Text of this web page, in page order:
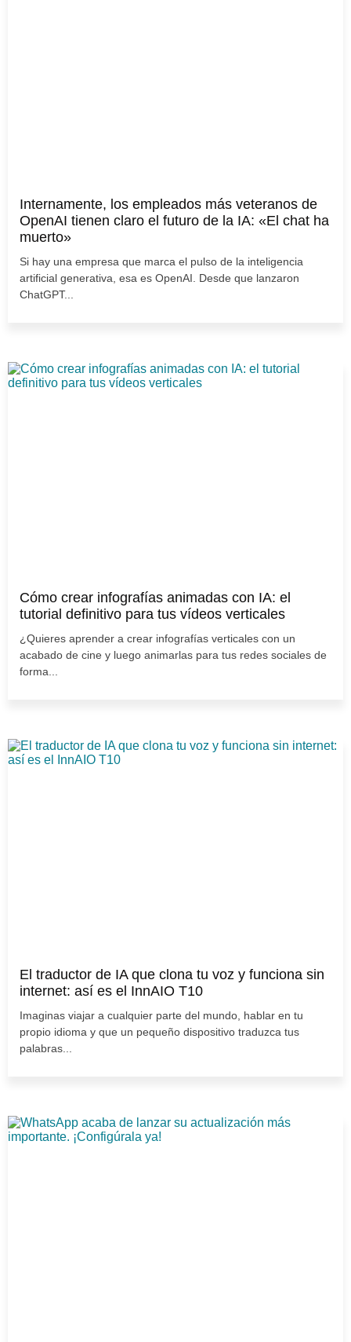
Internamente, los empleados más veteranos de
OpenAI tienen claro el futuro de la IA: «El chat ha
muerto»
Si hay una empresa que marca el pulso de la inteligencia
artificial generativa, esa es OpenAI. Desde que lanzaron
ChatGPT...
Cómo crear infografías animadas con IA: el
tutorial definitivo para tus vídeos verticales
¿Quieres aprender a crear infografías verticales con un
acabado de cine y luego animarlas para tus redes sociales de
forma...
El traductor de IA que clona tu voz y funciona sin
internet: así es el InnAIO T10
Imaginas viajar a cualquier parte del mundo, hablar en tu
propio idioma y que un pequeño dispositivo traduzca tus
palabras...